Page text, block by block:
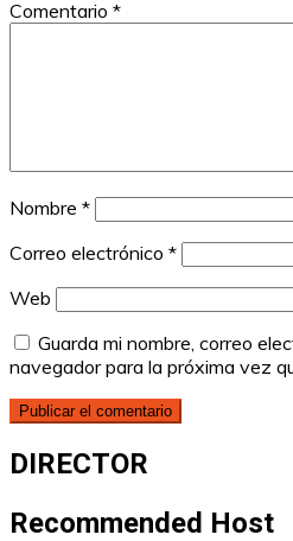
Comentario *
Nombre *
Correo electrónico *
Web
Guarda mi nombre, correo
navegador para la próxima vez
DIRECTOR
Recommended Host